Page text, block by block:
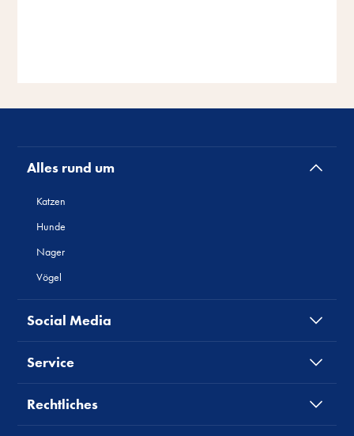
Alles rund um
Katzen
Hunde
Nager
Vögel
Social Media
Service
Rechtliches